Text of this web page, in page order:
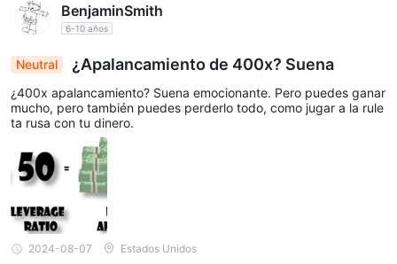
BenjaminSmith
6-10 años
Neutral ¿Apalancamiento de 400x? Suena
¿400x apalancamiento? Suena emocionante. Pero puedes ganar
mucho, pero también puedes perderlo todo, como jugar a la rule
ta rusa con tu dinero.
2024-08-07 Estados Unidos